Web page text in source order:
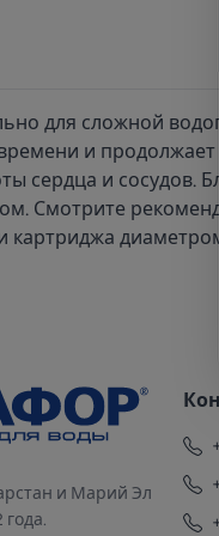
для сложной
и
сердца и
Смотрите
картриджа
и Марий Эл
года.